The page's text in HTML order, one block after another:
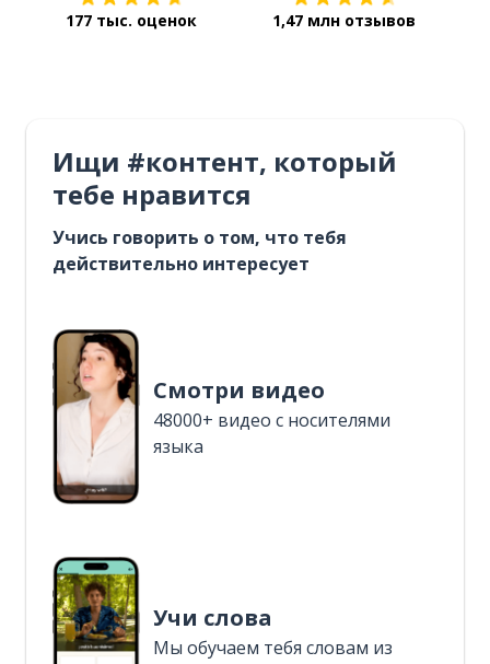
177 тыс. оценок 1,47 млн отзывов
Ищи #контент, который
тебе нравится
Учись говорить о том, что тебя
действительно интересует
Смотри видео
48000+ видео с носителями
языка
Учи слова
Мы обучаем тебя словам из